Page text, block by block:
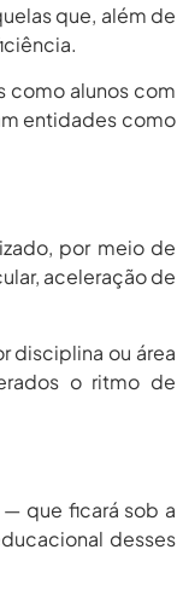
que, além de
como alunos com
entidades como
por meio de
aceleração de
disciplina ou área
o ritmo de
que ficará sob a
desses